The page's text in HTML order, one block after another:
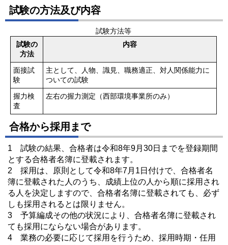
試験の方法及び内容
試験方法等
試験の
方法
内容
面接試
験
主として、人物、識見、職務適正、対人関係能力に
ついての試験
握力検
査
左右の握力測定（西部環境事業所のみ）
合格から採用まで
1 試験の結果、合格者は令和8年9月30日までを登録期間
とする合格者名簿に登載されます。
2 採用は、原則として令和8年7月1日付けで、合格者名
簿に登載された人のうち、成績上位の人から順に採用され
る人を決定しますので、合格者名簿に登載されても、必ず
しも採用されるとは限りません。
3 予算編成その他の状況により、合格者名簿に登載され
ても採用にならない場合があります。
4 業務の必要に応じて採用を行うため、採用時期・任用